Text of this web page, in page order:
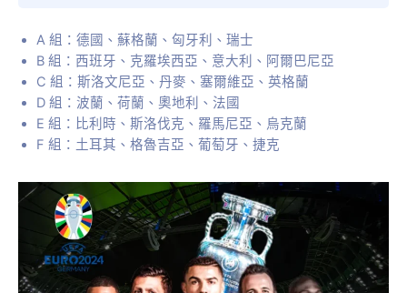
A 組：德國、蘇格蘭、匈牙利、瑞士
B 組：西班牙、克羅埃西亞、意大利、阿爾巴尼亞
C 組：斯洛文尼亞、丹麥、塞爾維亞、英格蘭
D 組：波蘭、荷蘭、奧地利、法國
E 組：比利時、斯洛伐克、羅馬尼亞、烏克蘭
F 組：土耳其、格魯吉亞、葡萄牙、捷克